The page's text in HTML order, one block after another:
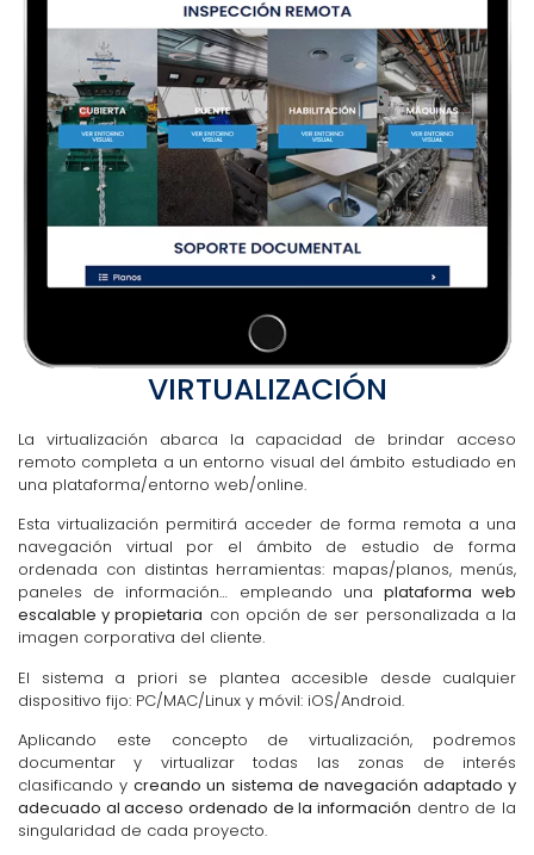
VIRTUALIZACIÓN
La virtualización abarca la capacidad de brindar acceso
remoto completa a un entorno visual del ámbito estudiado en
una plataforma/entorno web/online.
Esta virtualización permitirá acceder de forma remota a una
navegación virtual por el ámbito de estudio de forma
ordenada con distintas herramientas: mapas/planos, menús,
paneles de información… empleando una plataforma web
escalable y propietaria con opción de ser personalizada a la
imagen corporativa del cliente.
El sistema a priori se plantea accesible desde cualquier
dispositivo fijo: PC/MAC/Linux y móvil: iOS/Android.
Aplicando este concepto de virtualización, podremos
documentar y virtualizar todas las zonas de interés
clasificando ycreando un sistema de navegación adaptado y
adecuado al acceso ordenado de la información dentro de la
singularidad de cada proyecto.